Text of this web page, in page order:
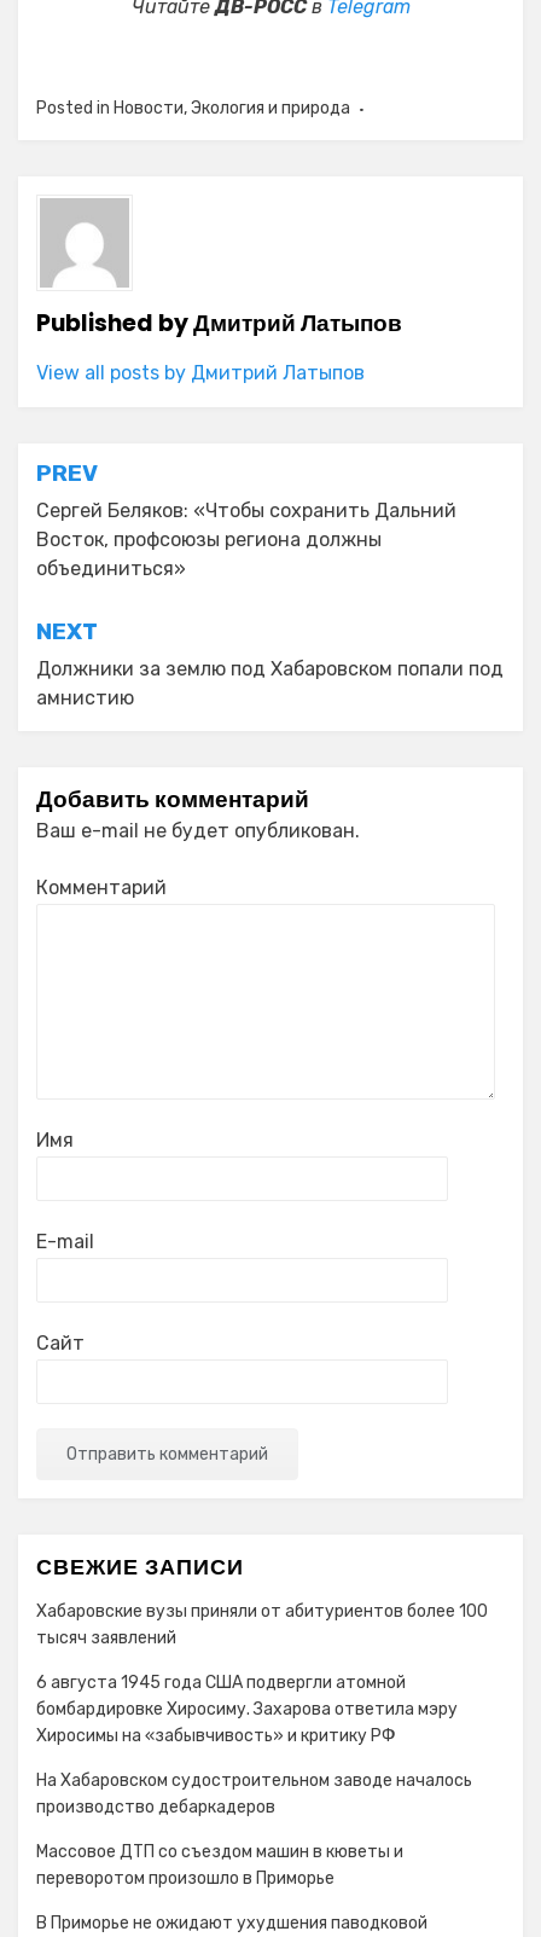
ЧитайтеДВ-РОССв Telegram
Posted in Новости,Экология и природа
Published byДмитрий Латыпов
View all posts by Дмитрий Латыпов
Навигация
по
записям
PREV
Сергей Беляков: «Чтобы сохранить Дальний
Восток, профсоюзы региона должны
объединиться»
NEXT
Должники за землю под Хабаровском попали под
амнистию
Добавить комментарий
Ваш e-mail не будет опубликован.
Комментарий
Имя
E-mail
Сайт
СВЕЖИЕ ЗАПИСИ
Хабаровские вузы приняли от абитуриентов более 100
тысяч заявлений
6 августа 1945 года США подвергли атомной
бомбардировке Хиросиму. Захарова ответила мэру
Хиросимы на «забывчивость» и критику РФ
На Хабаровском судостроительном заводе началось
производство дебаркадеров
Массовое ДТП со съездом машин в кюветы и
переворотом произошло в Приморье
В Приморье не ожидают ухудшения паводковой